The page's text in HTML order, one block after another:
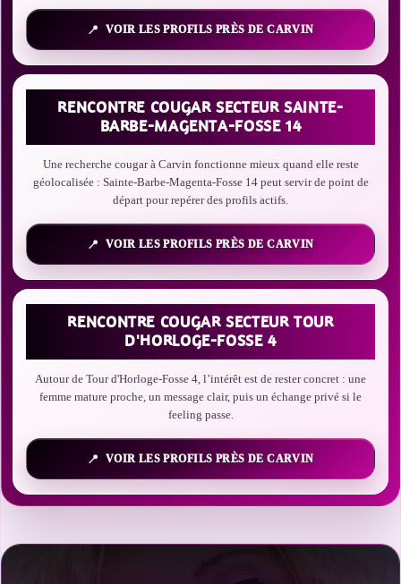
VOIR LES PROFILS PRÈS DE CARVIN
RENCONTRE COUGAR SECTEUR SAINTE-
BARBE-MAGENTA-FOSSE 14
Une recherche cougar à Carvin fonctionne mieux quand elle reste
géolocalisée : Sainte-Barbe-Magenta-Fosse 14 peut servir de point de
départ pour repérer des profils actifs.
VOIR LES PROFILS PRÈS DE CARVIN
RENCONTRE COUGAR SECTEUR TOUR
D'HORLOGE-FOSSE 4
Autour de Tour d'Horloge-Fosse 4, l’intérêt est de rester concret : une
femme mature proche, un message clair, puis un échange privé si le
feeling passe.
VOIR LES PROFILS PRÈS DE CARVIN